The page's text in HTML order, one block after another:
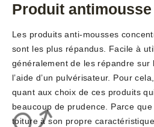
Produit
Les produits anti-mousses
sont les plus répandus. Facile à
généralement de les répandre sur
l’aide d’un pulvérisateur. Pour
quant aux choix de ces produits
beaucoup de prudence. Parce
toiture à son propre